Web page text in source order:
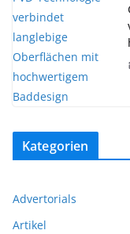
Kategorien
Advertorials
Artikel